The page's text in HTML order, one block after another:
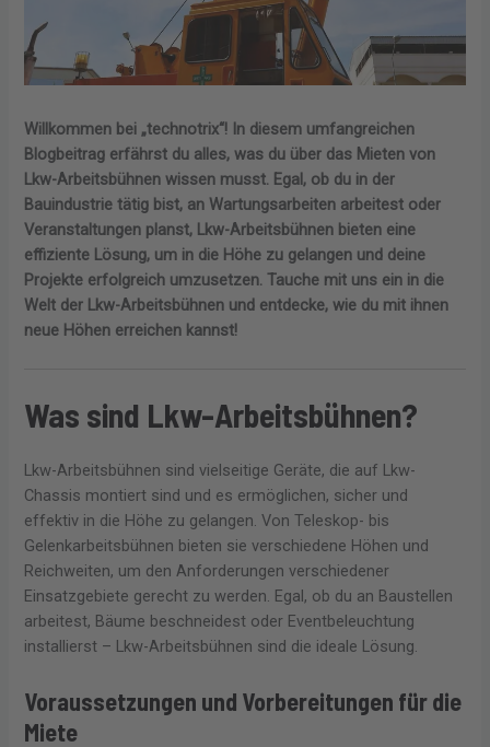
Willkommen bei „technotrix“! In diesem umfangreichen
Blogbeitrag erfährst du alles, was du über das Mieten von
Lkw-Arbeitsbühnen wissen musst. Egal, ob du in der
Bauindustrie tätig bist, an Wartungsarbeiten arbeitest oder
Veranstaltungen planst, Lkw-Arbeitsbühnen bieten eine
effiziente Lösung, um in die Höhe zu gelangen und deine
Projekte erfolgreich umzusetzen. Tauche mit uns ein in die
Welt der Lkw-Arbeitsbühnen und entdecke, wie du mit ihnen
neue Höhen erreichen kannst!
Was sind Lkw-Arbeitsbühnen?
Lkw-Arbeitsbühnen sind vielseitige Geräte, die auf Lkw-
Chassis montiert sind und es ermöglichen, sicher und
effektiv in die Höhe zu gelangen. Von Teleskop- bis
Gelenkarbeitsbühnen bieten sie verschiedene Höhen und
Reichweiten, um den Anforderungen verschiedener
Einsatzgebiete gerecht zu werden. Egal, ob du an Baustellen
arbeitest, Bäume beschneidest oder Eventbeleuchtung
installierst – Lkw-Arbeitsbühnen sind die ideale Lösung.
Voraussetzungen und Vorbereitungen für die
Miete